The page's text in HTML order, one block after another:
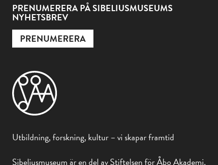
PRENUMERERA PÅ SIBELIUSMUSEUMS
NYHETSBREV
PRENUMERERA
Utbildning, forskning, kultur – vi skapar framtid
Sibeliusmuseum är en del av Stiftelsen för Åbo Akademi.